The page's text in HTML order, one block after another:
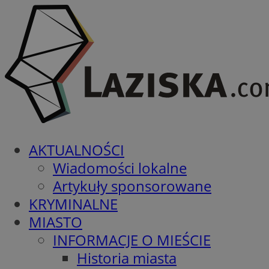
AKTUALNOŚCI
Wiadomości lokalne
Artykuły sponsorowane
KRYMINALNE
MIASTO
INFORMACJE O MIEŚCIE
Historia miasta